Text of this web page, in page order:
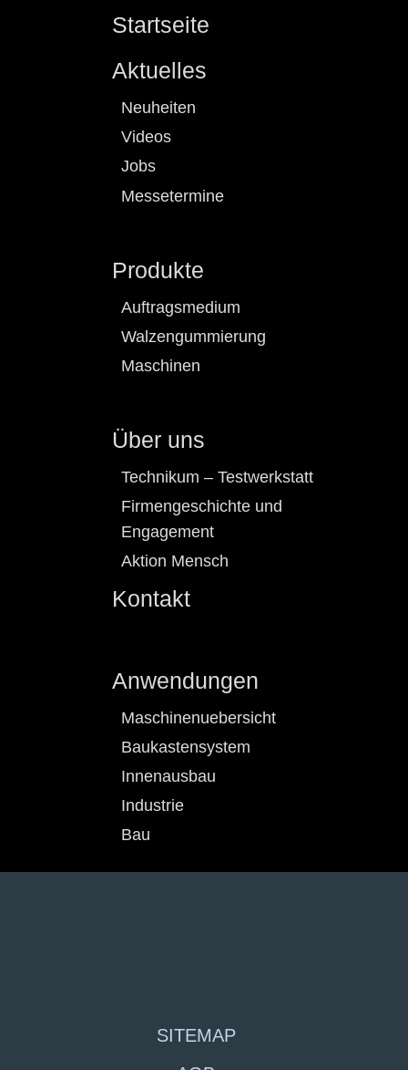
Startseite
Aktuelles
Neuheiten
Videos
Jobs
Messetermine
Produkte
Auftragsmedium
Walzengummierung
Maschinen
Über uns
Technikum – Testwerkstatt
Firmengeschichte und
Engagement
Aktion Mensch
Kontakt
Anwendungen
Maschinenuebersicht
Baukastensystem
Innenausbau
Industrie
Bau
SITEMAP